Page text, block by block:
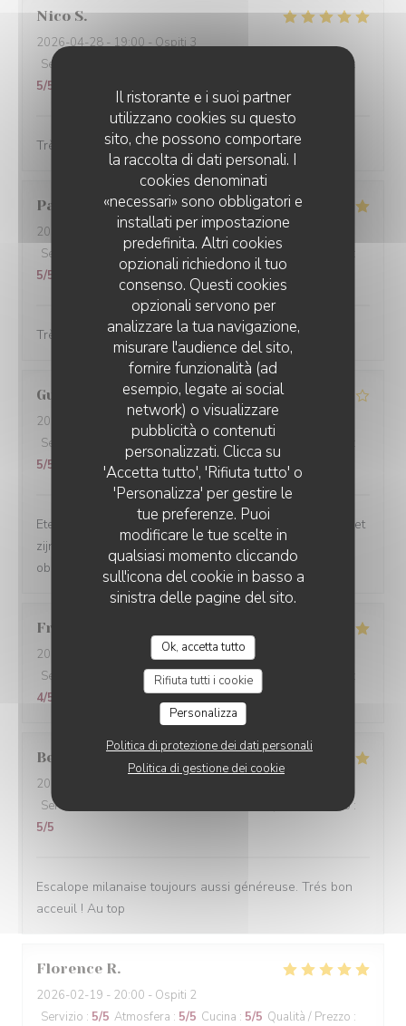
Il ristorante e i suoi partner
utilizzano cookies su questo
sito, che possono comportare
la raccolta di dati personali. I
cookies denominati
«necessari» sono obbligatori e
installati per impostazione
predefinita. Altri cookies
opzionali richiedono il tuo
consenso. Questi cookies
opzionali servono per
analizzare la tua navigazione,
misurare l'audience del sito,
fornire funzionalità (ad
esempio, legate ai social
network) o visualizzare
pubblicità o contenuti
personalizzati. Clicca su
'Accetta tutto', 'Rifiuta tutto' o
'Personalizza' per gestire le
tue preferenze. Puoi
modificare le tue scelte in
qualsiasi momento cliccando
sull'icona del cookie in basso a
sinistra delle pagine del sito.
Ok, accetta tutto
Rifiuta tutti i cookie
Personalizza
Politica di protezione dei dati personali
Politica di gestione dei cookie
Nico S
2026-04-28- 19:00 - Ospiti 3
Servizio
:
5/5
Très bien
Patricia D
2026-04-25
- 19:00 - Ospiti 2
Servizio
Atmosfera: 5/5 Cucina:5/5 Qualità / Prezzo
5/5
Très bien pas cher les serveurs très gentils et efficaces
Guy
2026-03-14
- 20:00 - Ospiti 4
Servizio
Atmosfera 4 Cucina:
5/5
Eten was top! Bediening is oké. Een ober is wel meer met
zijn haar en gsm bezig dan met zijn werk. Een oudere
ober en een gekleurde ober waren top
Françoise
2026-03-07
- 13:00 - Ospiti 3
Servizio
Atmosfera: 3/5 Cucina:5/5
4/5
Beatrice M
2026-03-07
Servizio
Qualità / Prezzo:
5/5
Escalope milanaise toujours aussi généreuse. Trés bon
acceuil ! Au top
Florence R
2026-02-19 - 20:00 - Ospiti 2
Servizio : 5/5 Atmosfera : 5/5 Cucina : 5/5 Qualità / Prezzo :
PICCOLO MONDO